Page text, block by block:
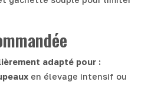
adapté pour :
en élevage intensif ou